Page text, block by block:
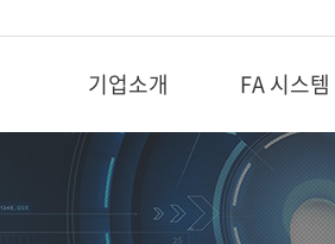
기업소개 FA 시스템